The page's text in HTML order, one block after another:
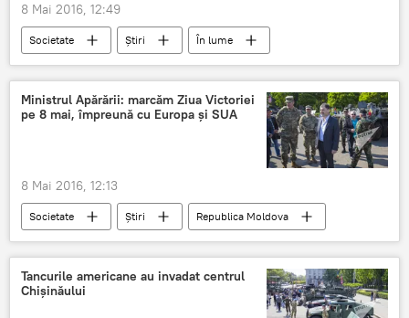
8 Mai 2016, 12:49
Societate Știri
În lume
Moldova
Marea Britanie
Ministrul Apărării: marcăm Ziua Victoriei
pe 8 mai, împreună cu Europa și SUA
8 Mai 2016, 12:13
Societate Știri
Republica Moldova
9 mai
Moldova
Anatol Șalaru
ziua victoriei
Tancurile americane au invadat centrul
Chișinăului